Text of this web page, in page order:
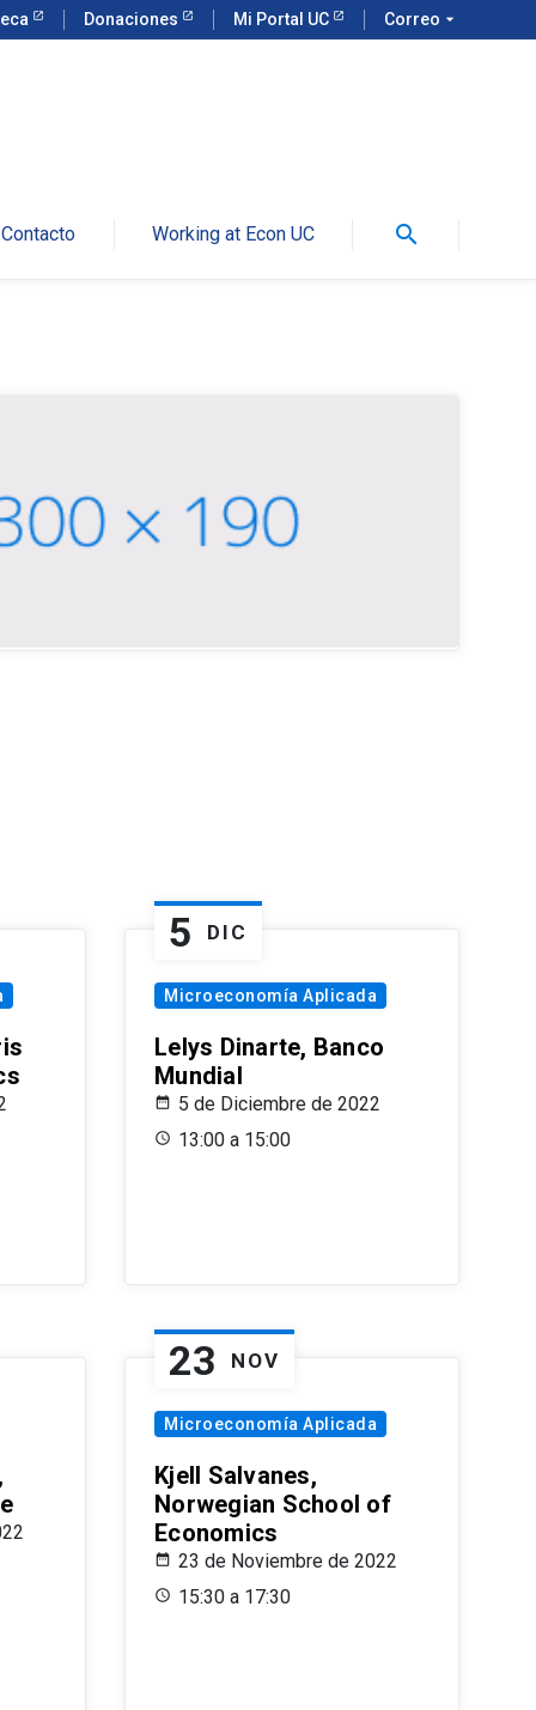
Donaciones Mi Portal UC Correo arrow_drop_down
Contacto Working at Econ UC search
5 DIC
Microeconomía Aplicada
Lelys Dinarte, Banco
Mundial
5 de Diciembre de 2022
13:00 a 15:00
23 NOV
Microeconomía Aplicada
Kjell Salvanes,
Norwegian School of
Economics
23 de Noviembre de 2022
15:30 a 17:30